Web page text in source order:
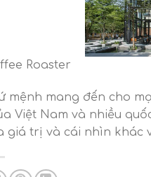
Roaster
mệnh mang đến cho
Việt Nam và nhiều
trị và cái nhìn khác